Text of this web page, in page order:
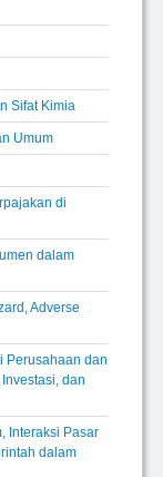
Sifat Kimia
Umum
di
dalam
Adverse
Perusahaan dan
dan
Interaksi Pasar
dalam